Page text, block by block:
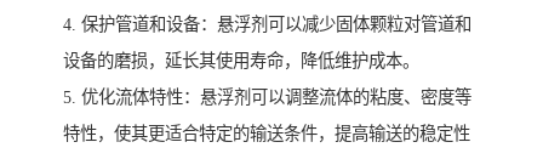
4. 保护管道和设备：悬浮剂可以减少固体颗粒对管道和
设备的磨损，延长其使用寿命，降低维护成本。
5. 优化流体特性：悬浮剂可以调整流体的粘度、密度等
特性，使其更适合特定的输送条件，提高输送的稳定性